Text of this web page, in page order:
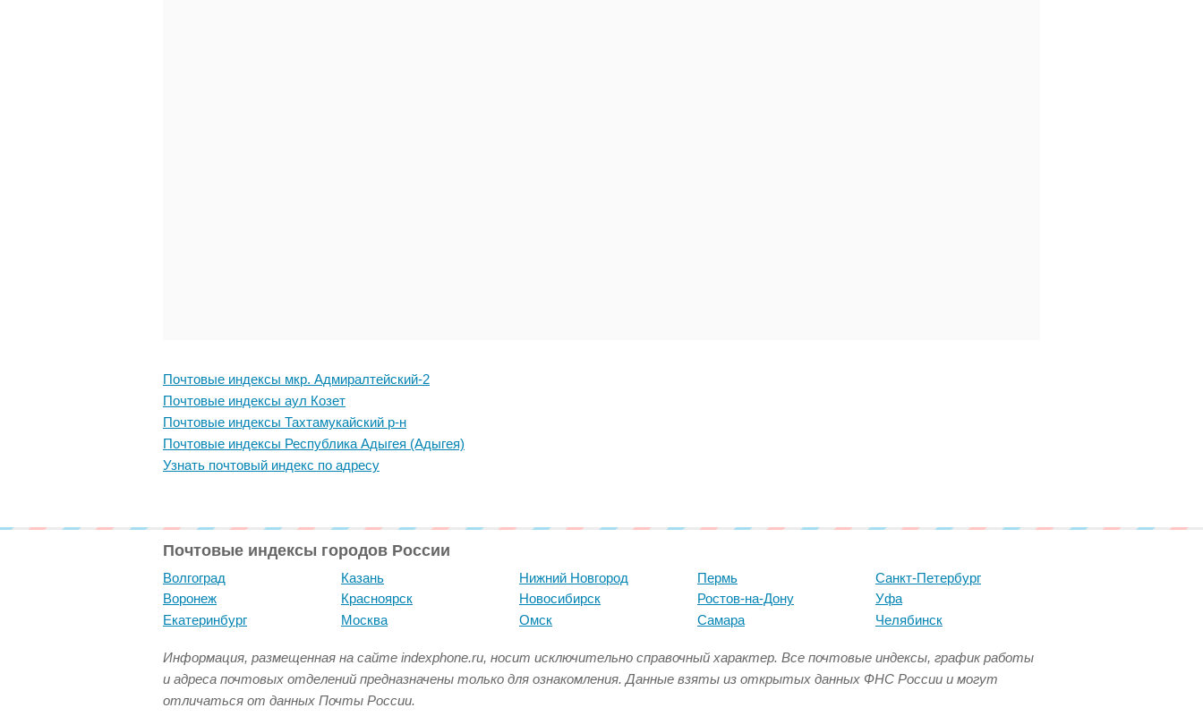
Почтовые индексы мкр. Адмиралтейский-2
Почтовые индексы аул Козет
Почтовые индексы Тахтамукайский р-н
Почтовые индексы Республика Адыгея (Адыгея)
Узнать почтовый индекс по адресу
Почтовые индексы городов России
Волгоград
Воронеж
Екатеринбург
Казань
Красноярск
Москва
Нижний Новгород
Новосибирск
Омск
Пермь
Ростов-на-Дону
Самара
Санкт-Петербург
Уфа
Челябинск
Информация, размещенная на сайте indexphone.ru, носит исключительно справочный характер. Все почтовые индексы, график работы
и адреса почтовых отделений предназначены только для ознакомления. Данные взяты из открытых данных ФНС России и могут
отличаться от данных Почты России.